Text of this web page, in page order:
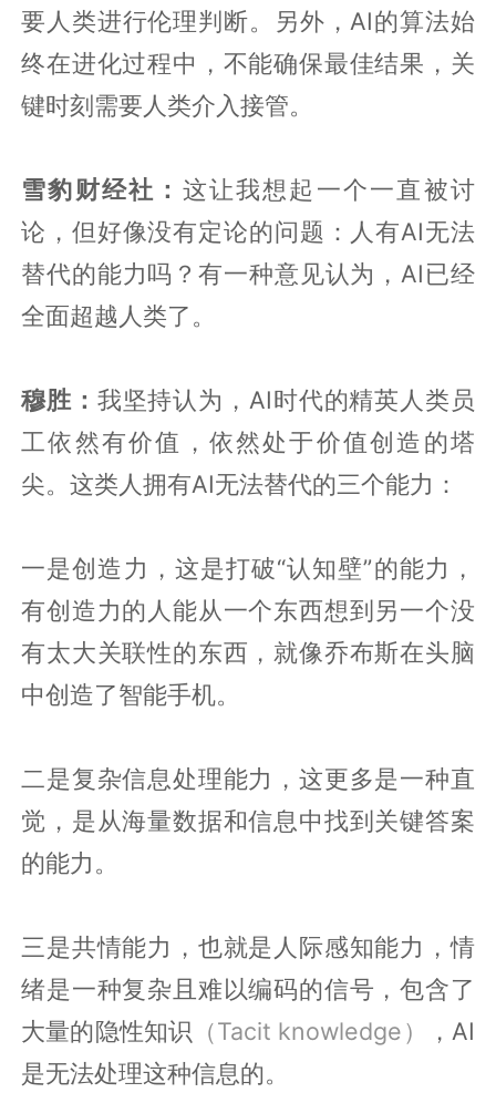
要人类进行伦理判断。另外，AI的算法始
终在进化过程中，不能确保最佳结果，关
键时刻需要人类介入接管。
雪豹财经社： 这让我想起一个一直被讨
论，但好像没有定论的问题：人有AI无法
替代的能力吗？有一种意见认为，AI已经
全面超越人类了。
穆胜： 我坚持认为，AI时代的精英人类员
工依然有价值，依然处于价值创造的塔
尖。这类人拥有AI无法替代的三个能力：
一是创造力，这是打破“认知壁”的能力，
有创造力的人能从一个东西想到另一个没
有太大关联性的东西，就像乔布斯在头脑
中创造了智能手机。
二是复杂信息处理能力，这更多是一种直
觉，是从海量数据和信息中找到关键答案
的能力。
三是共情能力，也就是人际感知能力，情
绪是一种复杂且难以编码的信号，包含了
大量的隐性知识 （Tacit knowledge）
，AI
是无法处理这种信息的。